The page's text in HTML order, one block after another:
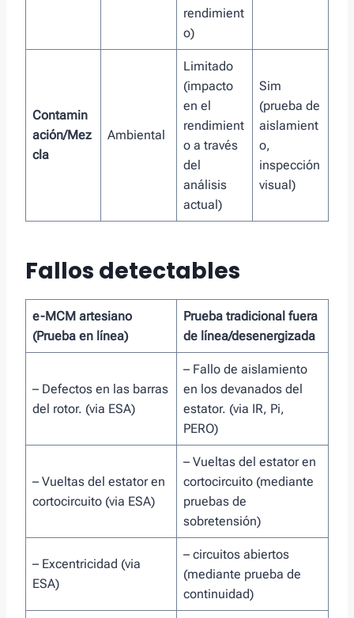
rendimient
o)
Contamin
ación/Mez
cla
Ambiental
Limitado
(impacto
en el
rendimient
o a través
del
análisis
actual)
Sim
(prueba de
aislamient
o,
inspección
visual)
Fallos detectables
e-MCM artesiano
(Prueba en línea)
Prueba tradicional fuera
de línea/desenergizada
– Defectos en las barras
del rotor. (via ESA)
– Fallo de aislamiento
en los devanados del
estator. (via IR, Pi,
PERO)
– Vueltas del estator en
cortocircuito (via ESA)
– Vueltas del estator en
cortocircuito (mediante
pruebas de
sobretensión)
– Excentricidad (via
ESA)
– circuitos abiertos
(mediante prueba de
continuidad)